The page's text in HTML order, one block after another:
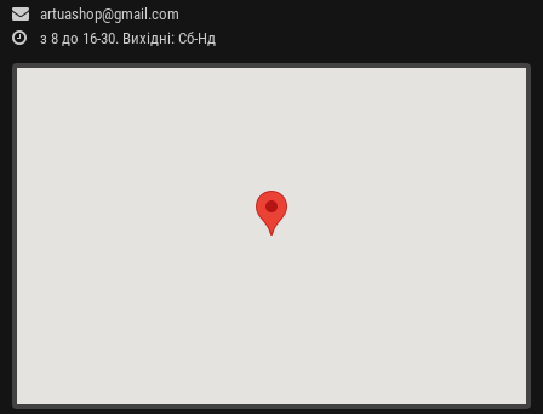
artuashop@gmail.com
з 8 до 16-30. Вихідні: Сб-Нд